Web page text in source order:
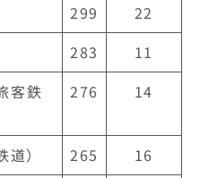
299
22
283
11
客鉄
276 14
） 265
16